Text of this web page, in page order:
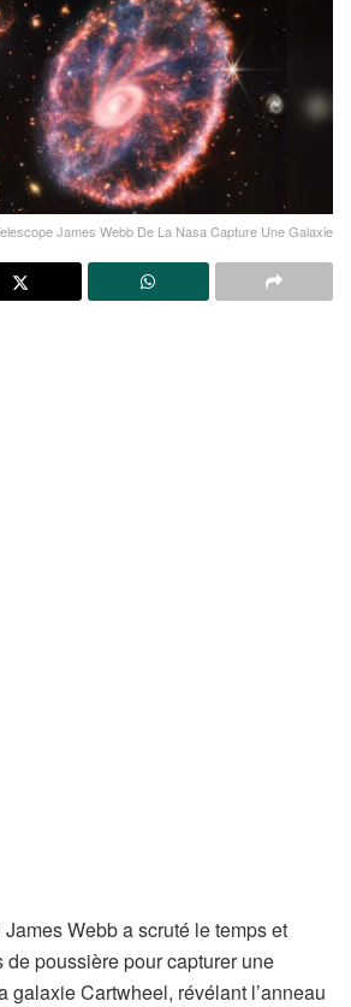
James Webb De La Nasa Capture Une Galaxie
Webb a scruté le temps et
de poussière pour capturer une
galaxie Cartwheel, révélant l’anneau